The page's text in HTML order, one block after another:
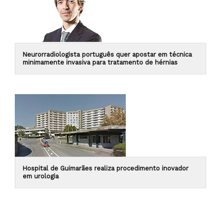
Neurorradiologista português quer apostar em técnica
minimamente invasiva para tratamento de hérnias
Hospital de Guimarães realiza procedimento inovador
em urologia